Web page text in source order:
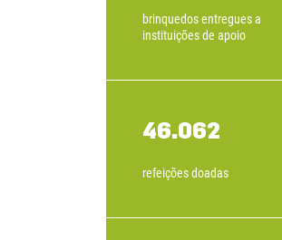
brinquedos entregues a
instituições de apoio
46.062
refeições doadas